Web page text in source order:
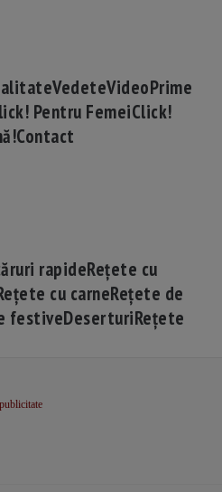
VedeteVideoPrime
Pentru FemeiClick!
Contact
rapideRețete cu
cu carneRețete de
festiveDeserturiRețete